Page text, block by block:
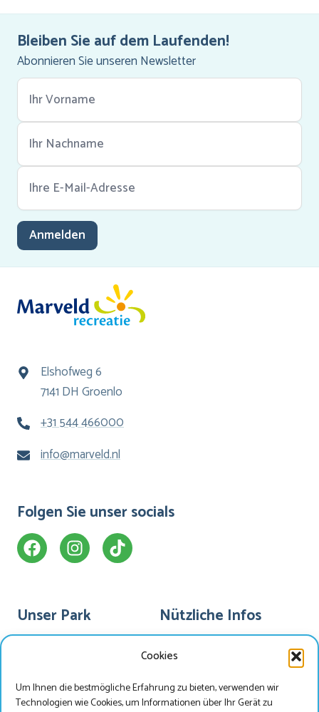
Cookies
Um Ihnen die bestmögliche Erfahrung zu bieten, verwenden wir
Technologien wie Cookies, um Informationen über Ihr Gerät zu
Bleiben Sie auf dem Laufenden!
Abonnieren Sie unseren Newsletter
Anmelden
Elshofweg 6
7141 DH Groenlo
+31 544 466000
info@marveld.nl
Folgen Sie unser socials
Unser Park
Hotel Havezate
Nützliche Infos
Animationsprogramm
Marveld-App